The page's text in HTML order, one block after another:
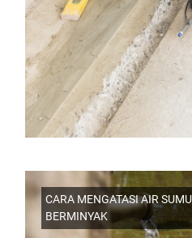
CARA MENGATASI AIR
BERMINYAK